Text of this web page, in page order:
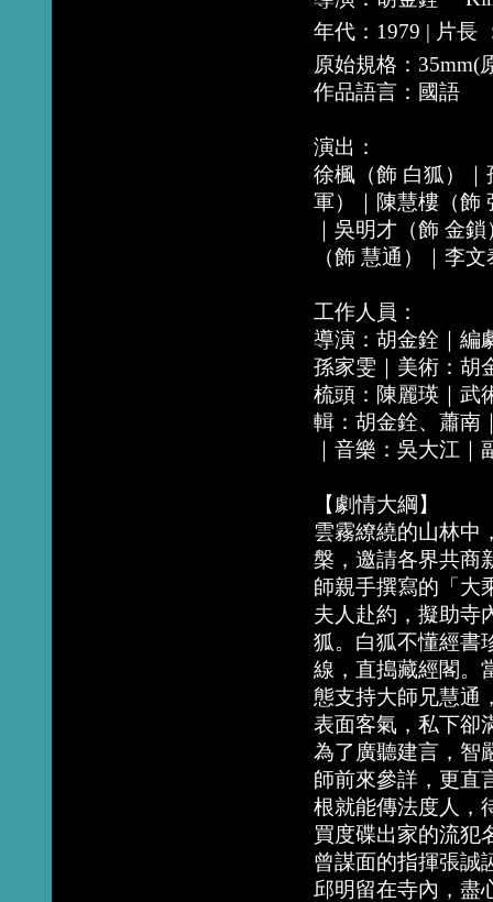
年代：1979 | 片長
原始規格：35mm(
作品語言：國語
演出：
徐楓（飾 白狐）
軍）｜陳慧樓（飾
｜吳明才（飾 金
（飾 慧通）｜李
工作人員：
導演：胡金銓｜編
孫家雯｜美術：胡
梳頭：陳麗瑛｜武
輯：胡金銓、蕭南
｜音樂：吳大江
【劇情大綱】
雲霧繚繞的山林中
槃，邀請各界共商
師親手撰寫的「大
夫人赴約，擬助寺
狐。白狐不懂經書
線，直搗藏經閣。
態支持大師兄慧通
表面客氣，私下卻
為了廣聽建言，智
師前來參詳，更直
根就能傳法度人，
買度碟出家的流犯
曾謀面的指揮張誠
邱明留在寺內，盡